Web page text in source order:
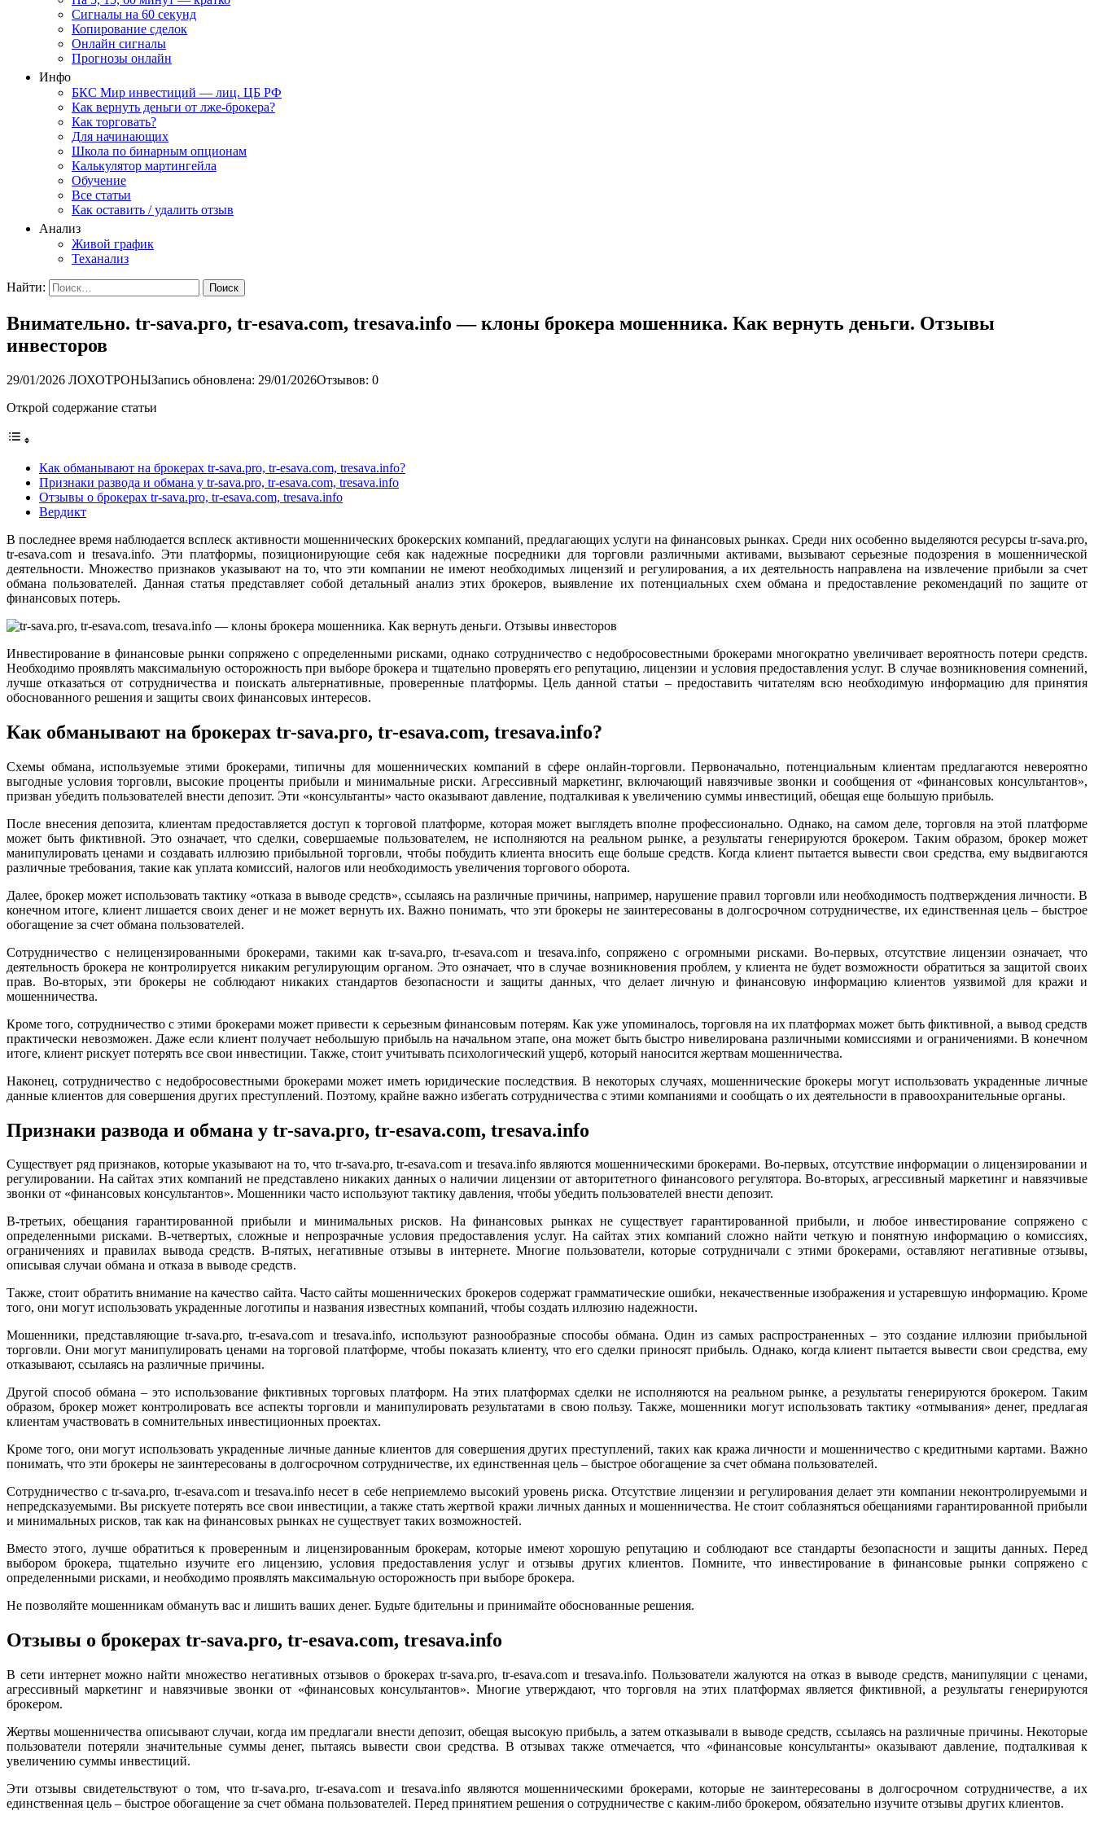
Сигналы на 60 секунд
Копирование сделок
Онлайн сигналы
Прогнозы онлайн
Инфо
БКС Мир инвестиций — лиц. ЦБ РФ
Как вернуть деньги от лже-брокера?
Как торговать?
Для начинающих
Школа по бинарным опционам
Калькулятор мартингейла
Обучение
Все статьи
Как оставить / удалить отзыв
Анализ
Живой график
Теханализ
Найти:
Внимательно. tr-sava.pro, tr-esava.com, tresava.info — клоны брокера мошенника. Как вернуть деньги. Отзывы
инвесторов
29/01/2026 ЛОХОТРОНЫЗапись обновлена: 29/01/2026Отзывов: 0
Открой содержание статьи
Как обманывают на брокерах tr-sava.pro, tr-esava.com, tresava.info?
Признаки развода и обмана у tr-sava.pro, tr-esava.com, tresava.info
Отзывы о брокерах tr-sava.pro, tr-esava.com, tresava.info
Вердикт
В последнее время наблюдается всплеск активности мошеннических брокерских компаний, предлагающих услуги на финансовых рынках. Среди них особенно выделяются ресурсы tr-sava.pro,
tr-esava.com и tresava.info. Эти платформы, позиционирующие себя как надежные посредники для торговли различными активами, вызывают серьезные подозрения в мошеннической
деятельности. Множество признаков указывают на то, что эти компании не имеют необходимых лицензий и регулирования, а их деятельность направлена на извлечение прибыли за счет
обмана пользователей. Данная статья представляет собой детальный анализ этих брокеров, выявление их потенциальных схем обмана и предоставление рекомендаций по защите от
финансовых потерь.
Инвестирование в финансовые рынки сопряжено с определенными рисками, однако сотрудничество с недобросовестными брокерами многократно увеличивает вероятность потери средств.
Необходимо проявлять максимальную осторожность при выборе брокера и тщательно проверять его репутацию, лицензии и условия предоставления услуг. В случае возникновения сомнений,
лучше отказаться от сотрудничества и поискать альтернативные, проверенные платформы. Цель данной статьи – предоставить читателям всю необходимую информацию для принятия
обоснованного решения и защиты своих финансовых интересов.
Как обманывают на брокерах tr-sava.pro, tr-esava.com, tresava.info?
Схемы обмана, используемые этими брокерами, типичны для мошеннических компаний в сфере онлайн-торговли. Первоначально, потенциальным клиентам предлагаются невероятно
выгодные условия торговли, высокие проценты прибыли и минимальные риски. Агрессивный маркетинг, включающий навязчивые звонки и сообщения от «финансовых консультантов»,
призван убедить пользователей внести депозит. Эти «консультанты» часто оказывают давление, подталкивая к увеличению суммы инвестиций, обещая еще большую прибыль.
После внесения депозита, клиентам предоставляется доступ к торговой платформе, которая может выглядеть вполне профессионально. Однако, на самом деле, торговля на этой платформе
может быть фиктивной. Это означает, что сделки, совершаемые пользователем, не исполняются на реальном рынке, а результаты генерируются брокером. Таким образом, брокер может
манипулировать ценами и создавать иллюзию прибыльной торговли, чтобы побудить клиента вносить еще больше средств. Когда клиент пытается вывести свои средства, ему выдвигаются
различные требования, такие как уплата комиссий, налогов или необходимость увеличения торгового оборота.
Далее, брокер может использовать тактику «отказа в выводе средств», ссылаясь на различные причины, например, нарушение правил торговли или необходимость подтверждения личности. В
конечном итоге, клиент лишается своих денег и не может вернуть их. Важно понимать, что эти брокеры не заинтересованы в долгосрочном сотрудничестве, их единственная цель – быстрое
обогащение за счет обмана пользователей.
Сотрудничество с нелицензированными брокерами, такими как tr-sava.pro, tr-esava.com и tresava.info, сопряжено с огромными рисками. Во-первых, отсутствие лицензии означает, что
деятельность брокера не контролируется никаким регулирующим органом. Это означает, что в случае возникновения проблем, у клиента не будет возможности обратиться за защитой своих
прав. Во-вторых, эти брокеры не соблюдают никаких стандартов безопасности и защиты данных, что делает личную и финансовую информацию клиентов уязвимой для кражи и
мошенничества.
Кроме того, сотрудничество с этими брокерами может привести к серьезным финансовым потерям. Как уже упоминалось, торговля на их платформах может быть фиктивной, а вывод средств
практически невозможен. Даже если клиент получает небольшую прибыль на начальном этапе, она может быть быстро нивелирована различными комиссиями и ограничениями. В конечном
итоге, клиент рискует потерять все свои инвестиции. Также, стоит учитывать психологический ущерб, который наносится жертвам мошенничества.
Наконец, сотрудничество с недобросовестными брокерами может иметь юридические последствия. В некоторых случаях, мошеннические брокеры могут использовать украденные личные
данные клиентов для совершения других преступлений. Поэтому, крайне важно избегать сотрудничества с этими компаниями и сообщать о их деятельности в правоохранительные органы.
Признаки развода и обмана у tr-sava.pro, tr-esava.com, tresava.info
Существует ряд признаков, которые указывают на то, что tr-sava.pro, tr-esava.com и tresava.info являются мошенническими брокерами. Во-первых, отсутствие информации о лицензировании и
регулировании. На сайтах этих компаний не представлено никаких данных о наличии лицензии от авторитетного финансового регулятора. Во-вторых, агрессивный маркетинг и навязчивые
звонки от «финансовых консультантов». Мошенники часто используют тактику давления, чтобы убедить пользователей внести депозит.
В-третьих, обещания гарантированной прибыли и минимальных рисков. На финансовых рынках не существует гарантированной прибыли, и любое инвестирование сопряжено с
определенными рисками. В-четвертых, сложные и непрозрачные условия предоставления услуг. На сайтах этих компаний сложно найти четкую и понятную информацию о комиссиях,
ограничениях и правилах вывода средств. В-пятых, негативные отзывы в интернете. Многие пользователи, которые сотрудничали с этими брокерами, оставляют негативные отзывы,
описывая случаи обмана и отказа в выводе средств.
Также, стоит обратить внимание на качество сайта. Часто сайты мошеннических брокеров содержат грамматические ошибки, некачественные изображения и устаревшую информацию. Кроме
того, они могут использовать украденные логотипы и названия известных компаний, чтобы создать иллюзию надежности.
Мошенники, представляющие tr-sava.pro, tr-esava.com и tresava.info, используют разнообразные способы обмана. Один из самых распространенных – это создание иллюзии прибыльной
торговли. Они могут манипулировать ценами на торговой платформе, чтобы показать клиенту, что его сделки приносят прибыль. Однако, когда клиент пытается вывести свои средства, ему
отказывают, ссылаясь на различные причины.
Другой способ обмана – это использование фиктивных торговых платформ. На этих платформах сделки не исполняются на реальном рынке, а результаты генерируются брокером. Таким
образом, брокер может контролировать все аспекты торговли и манипулировать результатами в свою пользу. Также, мошенники могут использовать тактику «отмывания» денег, предлагая
клиентам участвовать в сомнительных инвестиционных проектах.
Кроме того, они могут использовать украденные личные данные клиентов для совершения других преступлений, таких как кража личности и мошенничество с кредитными картами. Важно
понимать, что эти брокеры не заинтересованы в долгосрочном сотрудничестве, их единственная цель – быстрое обогащение за счет обмана пользователей.
Сотрудничество с tr-sava.pro, tr-esava.com и tresava.info несет в себе неприемлемо высокий уровень риска. Отсутствие лицензии и регулирования делает эти компании неконтролируемыми и
непредсказуемыми. Вы рискуете потерять все свои инвестиции, а также стать жертвой кражи личных данных и мошенничества. Не стоит соблазняться обещаниями гарантированной прибыли
и минимальных рисков, так как на финансовых рынках не существует таких возможностей.
Вместо этого, лучше обратиться к проверенным и лицензированным брокерам, которые имеют хорошую репутацию и соблюдают все стандарты безопасности и защиты данных. Перед
выбором брокера, тщательно изучите его лицензию, условия предоставления услуг и отзывы других клиентов. Помните, что инвестирование в финансовые рынки сопряжено с
определенными рисками, и необходимо проявлять максимальную осторожность при выборе брокера.
Не позволяйте мошенникам обмануть вас и лишить ваших денег. Будьте бдительны и принимайте обоснованные решения.
Отзывы о брокерах tr-sava.pro, tr-esava.com, tresava.info
В сети интернет можно найти множество негативных отзывов о брокерах tr-sava.pro, tr-esava.com и tresava.info. Пользователи жалуются на отказ в выводе средств, манипуляции с ценами,
агрессивный маркетинг и навязчивые звонки от «финансовых консультантов». Многие утверждают, что торговля на этих платформах является фиктивной, а результаты генерируются
брокером.
Жертвы мошенничества описывают случаи, когда им предлагали внести депозит, обещая высокую прибыль, а затем отказывали в выводе средств, ссылаясь на различные причины. Некоторые
пользователи потеряли значительные суммы денег, пытаясь вывести свои средства. В отзывах также отмечается, что «финансовые консультанты» оказывают давление, подталкивая к
увеличению суммы инвестиций.
Эти отзывы свидетельствуют о том, что tr-sava.pro, tr-esava.com и tresava.info являются мошенническими брокерами, которые не заинтересованы в долгосрочном сотрудничестве, а их
единственная цель – быстрое обогащение за счет обмана пользователей. Перед принятием решения о сотрудничестве с каким-либо брокером, обязательно изучите отзывы других клиентов.